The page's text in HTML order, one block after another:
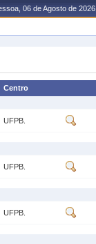
06 de Agosto de 2026
Centro
UFPB.
UFPB.
UFPB.